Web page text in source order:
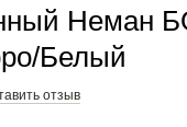
Неман
Белый
отзыв